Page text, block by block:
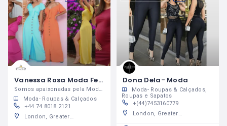
Vanessa Rosa Moda Femenina
Somos apaixonadas pela Moda Brasileira!
Moda- Roupas & Calçados
+44 74 8018 2121
London, Greater London, England, United Kingdom
Dona Dela- Moda
Moda- Roupas & Calçados
Roupas e Sapatos
+(44)7453160779
London, Greater London, England, United Kingdom